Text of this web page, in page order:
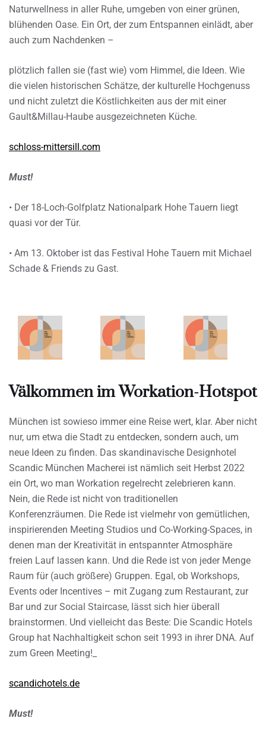
Naturwellness in aller Ruhe, umgeben von einer grünen,
blühenden Oase. Ein Ort, der zum Entspannen einlädt, aber
auch zum Nachdenken –
plötzlich fallen sie (fast wie) vom Himmel, die Ideen. Wie
die vielen historischen Schätze, der kulturelle Hochgenuss
und nicht zuletzt die Köstlichkeiten aus der mit einer
Gault&Millau-Haube ausgezeichneten Küche.
schloss-mittersill.com
Must!
• Der 18-Loch-Golfplatz Nationalpark Hohe Tauern liegt
quasi vor der Tür.
• Am 13. Oktober ist das Festival Hohe Tauern mit Michael
Schade & Friends zu Gast.
Välkommen im Workation-Hotspot
München ist sowieso immer eine Reise wert, klar. Aber nicht
nur, um etwa die Stadt zu entdecken, sondern auch, um
neue Ideen zu finden. Das skandinavische Designhotel
Scandic München Macherei ist nämlich seit Herbst 2022
ein Ort, wo man Workation regelrecht zelebrieren kann.
Nein, die Rede ist nicht von traditionellen
Konferenzräumen. Die Rede ist vielmehr von gemütlichen,
inspirierenden Meeting Studios und Co-Working-Spaces, in
denen man der Kreativität in entspannter Atmosphäre
freien Lauf lassen kann. Und die Rede ist von jeder Menge
Raum für (auch größere) Gruppen. Egal, ob Workshops,
Events oder Incentives – mit Zugang zum Restaurant, zur
Bar und zur Social Staircase, lässt sich hier überall
brainstormen. Und vielleicht das Beste: Die Scandic Hotels
Group hat Nachhaltigkeit schon seit 1993 in ihrer DNA. Auf
zum Green Meeting!_
scandichotels.de
Must!